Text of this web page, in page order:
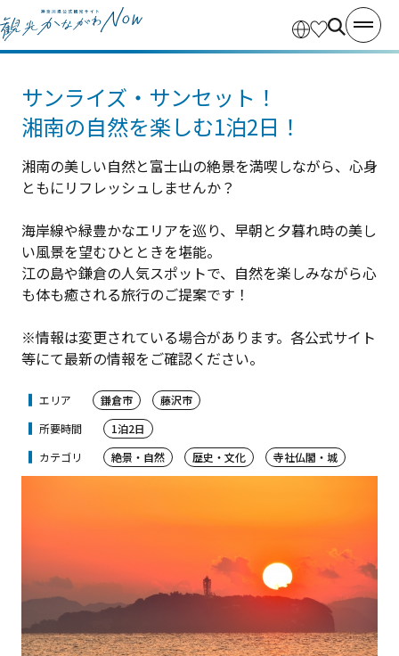
サンライズ・サンセット！
湘南の自然を楽しむ1泊2日！
湘南の美しい自然と富士山の絶景を満喫しながら、心身
ともにリフレッシュしませんか？
海岸線や緑豊かなエリアを巡り、早朝と夕暮れ時の美し
い風景を望むひとときを堪能。
江の島や鎌倉の人気スポットで、自然を楽しみながら心
も体も癒される旅行のご提案です！
※情報は変更されている場合があります。各公式サイト
等にて最新の情報をご確認ください。
エリア 鎌倉市
藤沢市
所要時間
1泊2日
カテゴリ
絶景・自然 歴史・文化 寺社仏閣・城